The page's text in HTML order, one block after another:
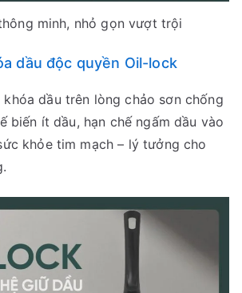
minh, nhỏ gọn vượt trội
dầu độc quyền Oil-lock
dầu trên lòng chảo sơn chống
biến ít dầu, hạn chế ngấm dầu vào
khỏe tim mạch – lý tưởng cho